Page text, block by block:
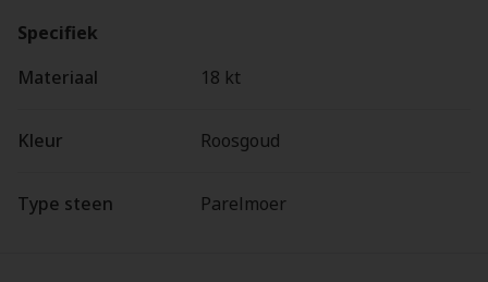
Specifiek
Materiaal
18 kt
Kleur Roosgoud
Type steen Parelmoer